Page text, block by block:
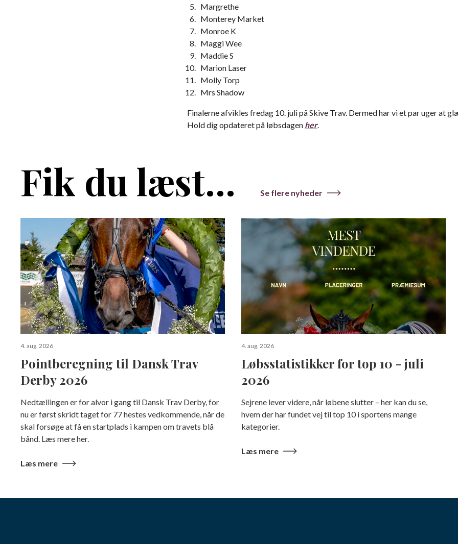
Margrethe
Monterey Market
Monroe K
Maggi Wee
Maddie S
Marion Laser
Molly Torp
Mrs Shadow
Finalerne afvikles fredag 10. juli på Skive Trav. Dermed har vi et par uger at
Hold dig opdateret på løbsdagen her.
Fik du læst... Se flere nyheder
4. aug. 2026
Pointberegning til Dansk Trav
Derby 2026
Nedtællingen er for alvor i gang til Dansk Trav Derby, for
nu er først skridt taget for 77 hestes vedkommende, når de
skal forsøge at få en startplads i kampen om travets blå
bånd. Læs mere her.
Læs mere
4. aug. 2026
Løbsstatistikker for top 10 - juli
2026
Sejrene lever videre, når løbene slutter – her kan du se,
hvem der har fundet vej til top 10 i sportens mange
kategorier.
Læs mere